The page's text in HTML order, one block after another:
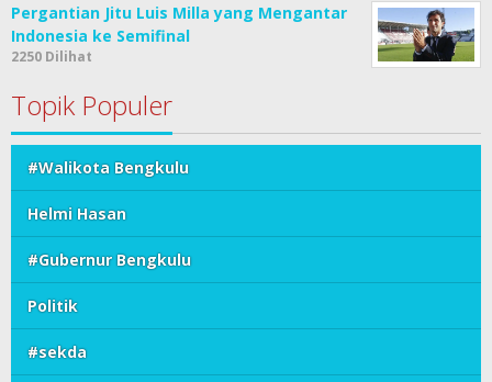
Pergantian Jitu Luis Milla yang Mengantar
Indonesia ke Semifinal
2250 Dilihat
Topik Populer
#Walikota Bengkulu
Helmi Hasan
#Gubernur Bengkulu
Politik
#sekda